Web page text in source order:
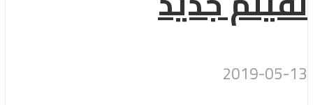
2019-05-13